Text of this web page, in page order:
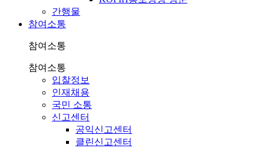
간행물
참여소통
참여소통
참여소통
입찰정보
인재채용
국민 소통
신고센터
공익신고센터
클린신고센터